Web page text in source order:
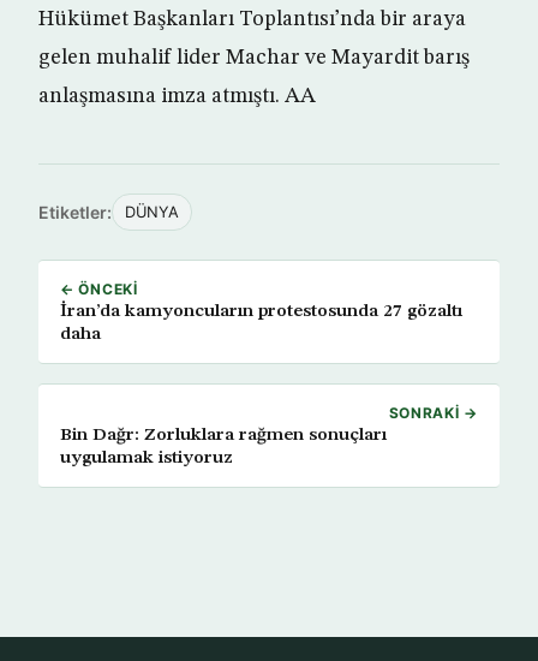
Hükümet Başkanları Toplantısı’nda bir araya
gelen muhalif lider Machar ve Mayardit barış
anlaşmasına imza atmıştı. AA
Etiketler: DÜNYA
← ÖNCEKI
İran’da kamyoncuların protestosunda 27 gözaltı
daha
SONRAKI →
Bin Dağr: Zorluklara rağmen sonuçları
uygulamak istiyoruz